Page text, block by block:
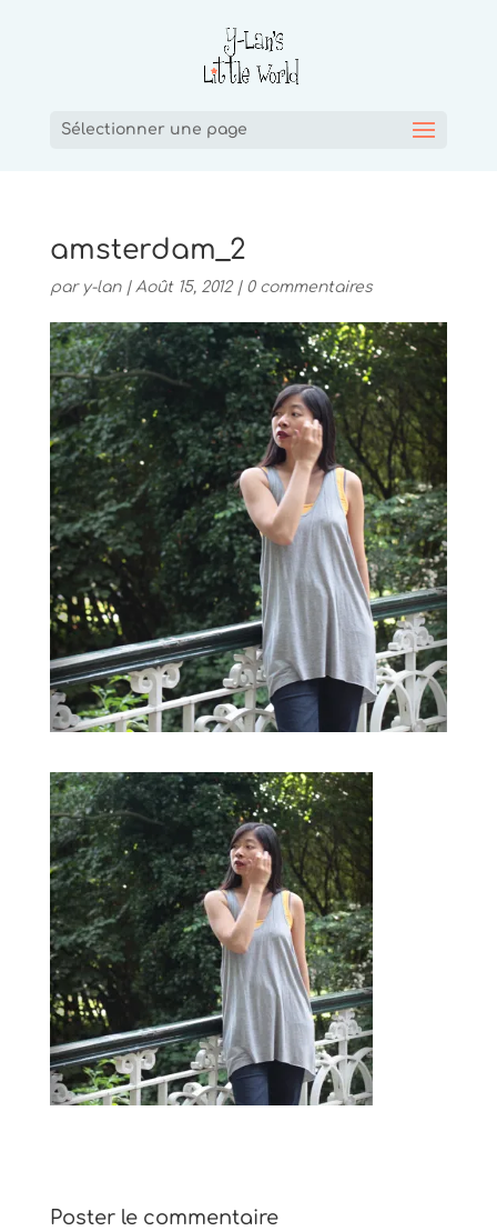
Sélectionner une page
amsterdam_2
par y-lan| Août 15, 2012| 0 commentaires
Poster le commentaire